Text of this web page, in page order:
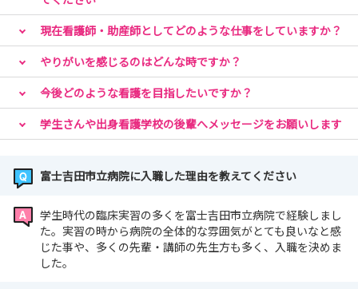
現在看護師・助産師としてどのような仕事をしていますか？
やりがいを感じるのはどんな時ですか？
今後どのような看護を目指したいですか？
学生さんや出身看護学校の後輩へメッセージをお願いします
富士吉田市立病院に入職した理由を教えてください
学生時代の臨床実習の多くを富士吉田市立病院で経験しまし
た。実習の時から病院の全体的な雰囲気がとても良いなと感
じた事や、多くの先輩・講師の先生方も多く、入職を決めま
した。